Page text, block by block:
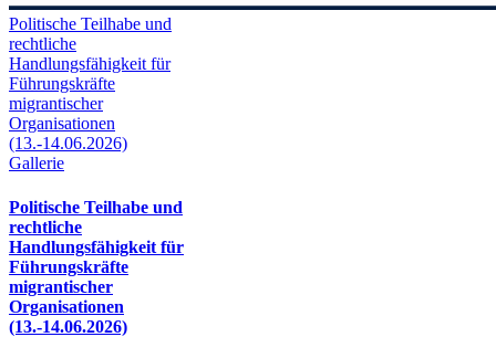
Politische Teilhabe und
rechtliche
Handlungsfähigkeit für
Führungskräfte
migrantischer
Organisationen
(13.-14.06.2026)
Gallerie
Politische Teilhabe und
rechtliche
Handlungsfähigkeit für
Führungskräfte
migrantischer
Organisationen
(13.-14.06.2026)